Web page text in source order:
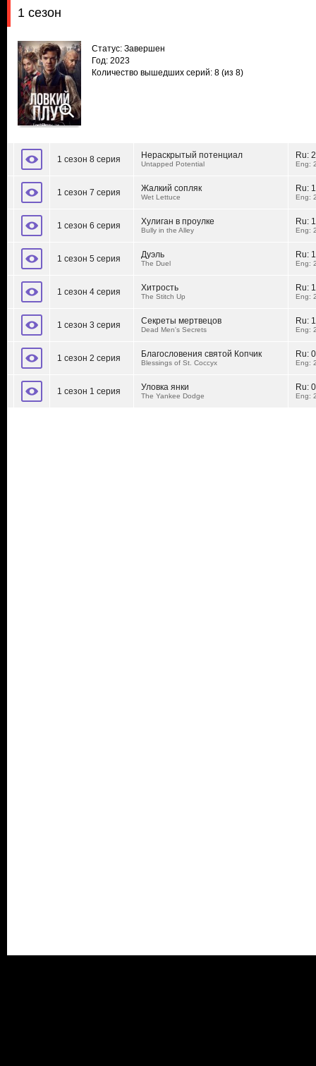
1 сезон
Статус: Завершен
Год: 2023
Количество вышедших серий: 8 (из 8)
1 сезон 8 серия Нераскрытый потенциал
Untapped Potential
Ru:
Eng:
1 сезон 7 серия Жалкий сопляк
Wet Lettuce
Ru:
Eng:
1 сезон 6 серия Хулиган в проулке
Bully in the Alley
Ru:
Eng:
1 сезон 5 серия Дуэль
The Duel
Ru:
Eng:
1 сезон 4 серия Хитрость
The Stitch Up
Ru:
Eng:
1 сезон 3 серия Секреты мертвецов
Dead Men's Secrets
Ru:
Eng:
1 сезон 2 серия Благословения святой Копчик
Blessings of St. Coccyx
Ru:
Eng:
1 сезон 1 серия Уловка янки
The Yankee Dodge
Ru:
Eng: